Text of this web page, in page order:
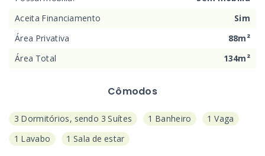
Cômodos
3 Dormitórios, sendo 3 Suítes 1 Banheiro
1 Vaga
1 Lavabo
1 Sala de estar
Aceita Financiamento
Sim
Área Privativa
88m²
Área Total
134m²